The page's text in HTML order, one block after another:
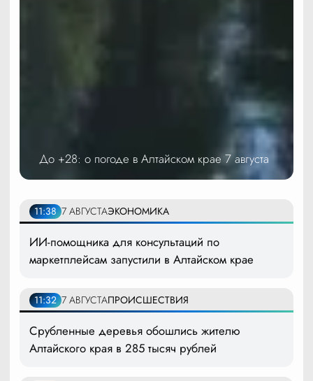
До +28: о погоде в Алтайском крае 7 августа
11:38 7 АВГУСТАЭКОНОМИКА
ИИ-помощника для консультаций по
маркетплейсам запустили в Алтайском крае
11:32 7 АВГУСТАПРОИСШЕСТВИЯ
Срубленные деревья обошлись жителю
Алтайского края в 285 тысяч рублей